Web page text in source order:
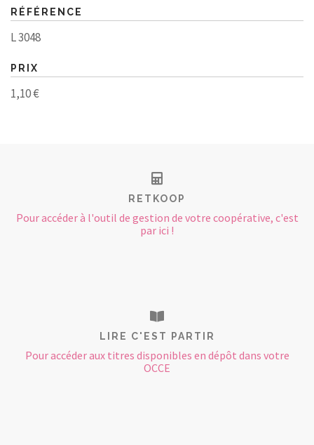
RÉFÉRENCE
L 3048
PRIX
1,10 €
RETKOOP
Pour accéder à l'outil de gestion de votre coopérative, c'est
par ici !
LIRE C'EST PARTIR
Pour accéder aux titres disponibles en dépôt dans votre
OCCE